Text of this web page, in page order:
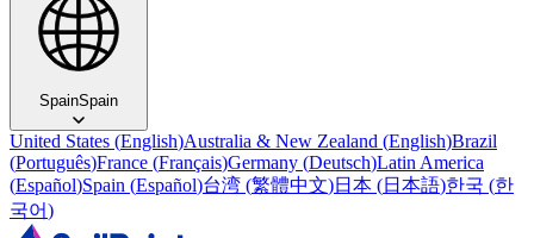
SpainSpain
United States (English)Australia & New Zealand (English)Brazil
(Português)France (Français)Germany (Deutsch)Latin America
(Español)Spain (Español)台湾 (繁體中文)日本 (日本語)한국 (한
국어)